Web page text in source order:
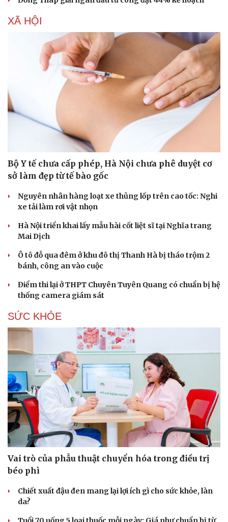
Du lịch
Tư vấn
Săn Tour
check-in
Podcast
Câu chuyện thời sự
Đọc truyện đêm khuya
Cửa sổ tình yêu
Kể chuyện cho bé
Hạt giống tâm hồn
XÃ HỘI
Bộ Y tế chưa cấp phép, Hà Nội chưa phê duyệt cơ
sở làm đẹp từ tế bào gốc
Nguyên nhân hàng loạt xe thủng lốp trên cao tốc: Nghi
xe tải làm rơi vật nhọn
Hà Nội triển khai lấy mẫu hài cốt liệt sĩ tại Nghĩa trang
Mai Dịch
Ô tô đỗ qua đêm ở khu đô thị Thanh Hà bị tháo trộm 2
bánh, công an vào cuộc
Điểm thi lại ở THPT Chuyên Tuyên Quang có chuẩn bị hệ
thống camera giám sát
SỨC KHỎE
Vai trò của phẫu thuật chuyển hóa trong điều trị
béo phì
Chiết xuất đậu đen mang lại lợi ích gì cho sức khỏe, làn
da?